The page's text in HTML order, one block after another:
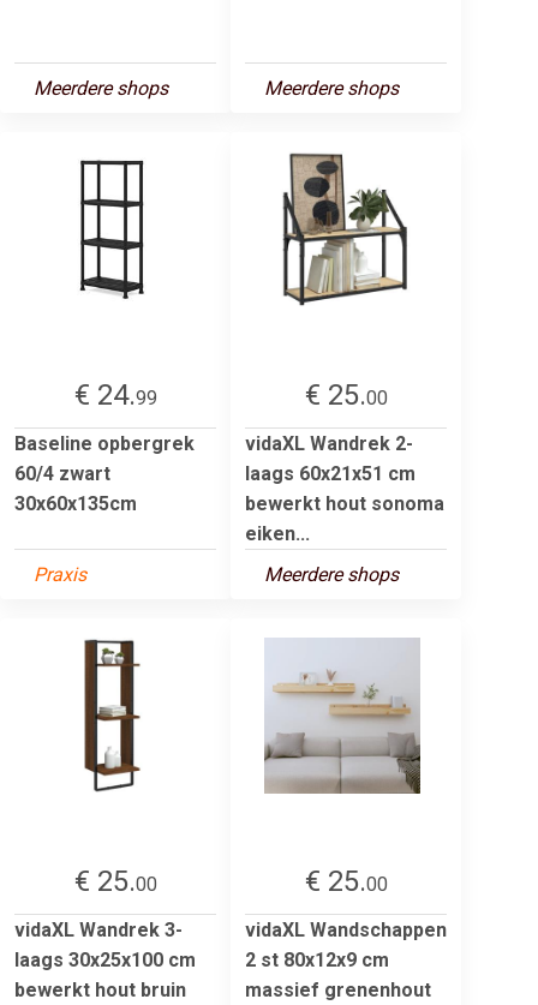
Meerdere shops Meerdere shops
€ 24.99
Baseline opbergrek
60/4 zwart
30x60x135cm
Praxis
€ 25.00
vidaXL Wandrek 2-
laags 60x21x51 cm
bewerkt hout sonoma
eiken...
Meerdere shops
€ 25.00
vidaXL Wandrek 3-
laags 30x25x100 cm
bewerkt hout bruin
€ 25.00
vidaXL Wandschappen
2 st 80x12x9 cm
massief grenenhout